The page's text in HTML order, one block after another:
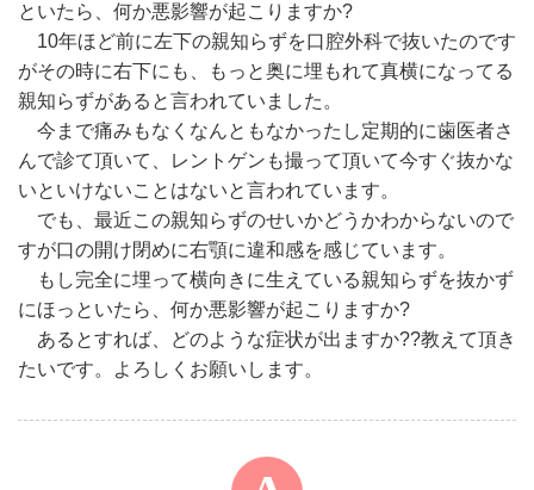
といたら、何か悪影響が起こりますか?
10年ほど前に左下の親知らずを口腔外科で抜いたのです
がその時に右下にも、もっと奥に埋もれて真横になってる
親知らずがあると言われていました。
今まで痛みもなくなんともなかったし定期的に歯医者さ
んで診て頂いて、レントゲンも撮って頂いて今すぐ抜かな
いといけないことはないと言われています。
でも、最近この親知らずのせいかどうかわからないので
すが口の開け閉めに右顎に違和感を感じています。
もし完全に埋って横向きに生えている親知らずを抜かず
にほっといたら、何か悪影響が起こりますか?
あるとすれば、どのような症状が出ますか??教えて頂き
たいです。よろしくお願いします。